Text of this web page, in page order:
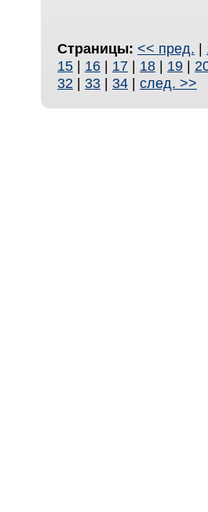
Страницы: << пред. |
15 | 16 | 17 | 18 | 19 |
32 | 33 | 34 | след. >>